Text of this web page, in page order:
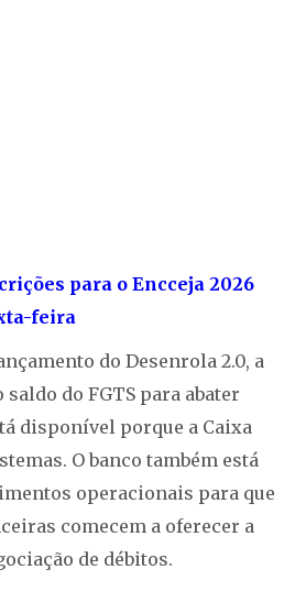
para o Encceja 2026
feira
do Desenrola 2.0, a
do FGTS para abater
disponível porque a Caixa
O banco também está
operacionais para que
comecem a oferecer a
de débitos.